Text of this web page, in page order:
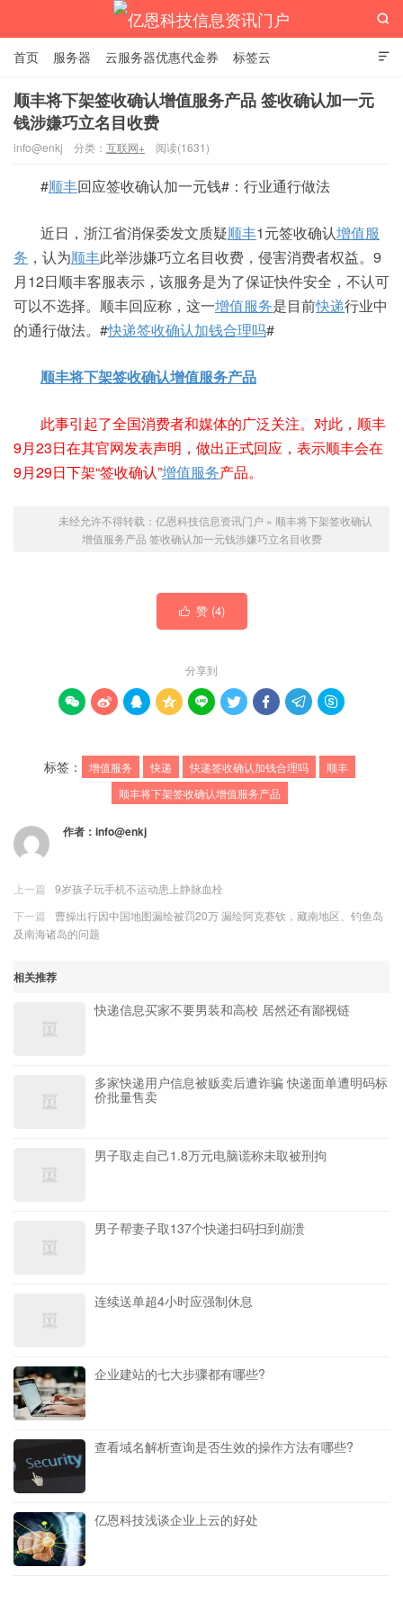
亿恩科技信息资讯门户

首页 服务器 云服务器优惠代金券 标签云

顺丰将下架签收确认增值服务产品 签收确认加一元
钱涉嫌巧立名目收费
info@enkj 分类： 互联网+ 阅读(1631)
#顺丰回应签收确认加一元钱#：行业通行做法
近日，浙江省消保委发文质疑顺丰1元签收确认增值服
务 ，认为顺丰此举涉嫌巧立名目收费，侵害消费者权益。9
月12日顺丰客服表示，该服务是为了保证快件安全，不认可
可以不选择。顺丰回应称，这一增值服务是目前快递行业中
的通行做法。#快递签收确认加钱合理吗#
顺丰将下架签收确认增值服务产品
此事引起了全国消费者和媒体的广泛关注。对此，顺丰
9月23日在其官网发表声明，做出正式回应，表示顺丰会在
9月29日下架“签收确认”增值服务产品。
未经允许不得转载： 亿恩科技信息资讯门户 » 顺丰将下架签收确认
增值服务产品 签收确认加一元钱涉嫌巧立名目收费
 赞 (4)
分享到
        
标签： 增值服务 快递 快递签收确认加钱合理吗
顺丰
顺丰将下架签收确认增值服务产品
作者： info@enkj
上一篇
9岁孩子玩手机不运动患上静脉血栓
下一篇
曹操出行因中国地图漏绘被罚20万 漏绘阿克赛钦，藏南地区、钓鱼岛
及南海诸岛的问题
相关推荐
快递信息买家不要男装和高校 居然还有鄙视链
多家快递用户信息被贩卖后遭诈骗 快递面单遭明码标
价批量售卖
男子取走自己1.8万元电脑谎称未取被刑拘
男子帮妻子取137个快递扫码扫到崩溃
连续送单超4小时应强制休息
企业建站的七大步骤都有哪些?
查看域名解析查询是否生效的操作方法有哪些?
亿恩科技浅谈企业上云的好处